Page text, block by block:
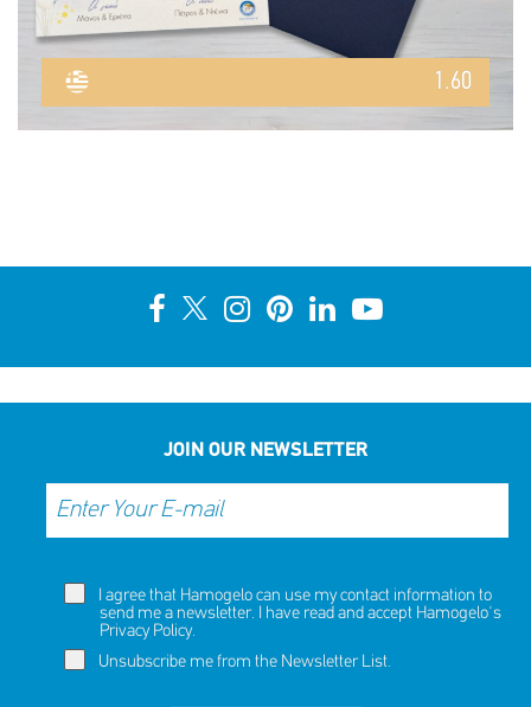
1.60
JOIN OUR NEWSLETTER
I agree that Hamogelo can use my contact information to
send me a newsletter. I have read and accept Hamogelo's
Privacy Policy.
Unsubscribe me from the Newsletter List.